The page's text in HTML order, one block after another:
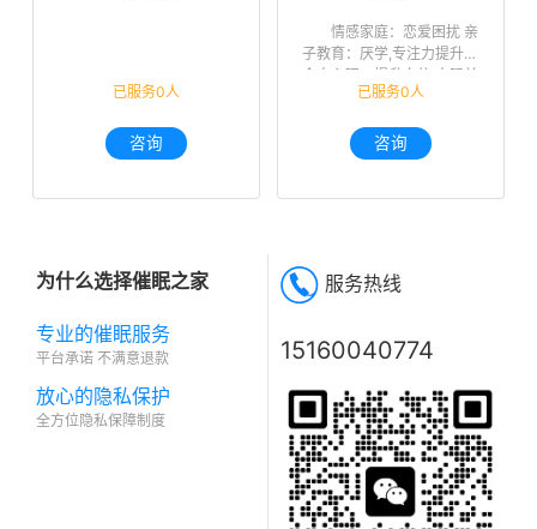
已服务0人
咨询
情感家庭：恋爱困扰 亲
子教育：厌学,专注力提升
个人心理：提升自信,人际关
系,未来迷茫,职业规划
已服务0人
咨询
为什么选择催眠之家
专业的催眠服务
平台承诺 不满意退款
放心的隐私保护
全方位隐私保障制度
服务热线
15160040774